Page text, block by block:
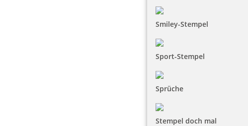
Smiley-Stempel
Sport-Stempel
Sprüche
Stempel doch mal